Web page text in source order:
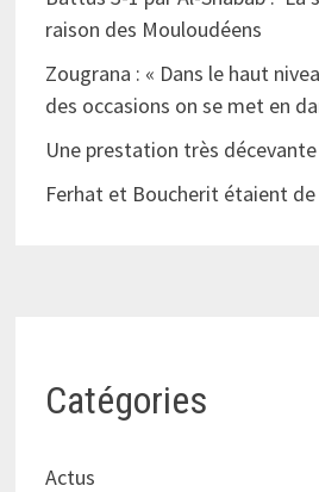
raison des Mouloudéens
Zougrana : « Dans le haut
des occasions on se met en
Une prestation très
Ferhat et Boucherit étaient
Catégories
Actus